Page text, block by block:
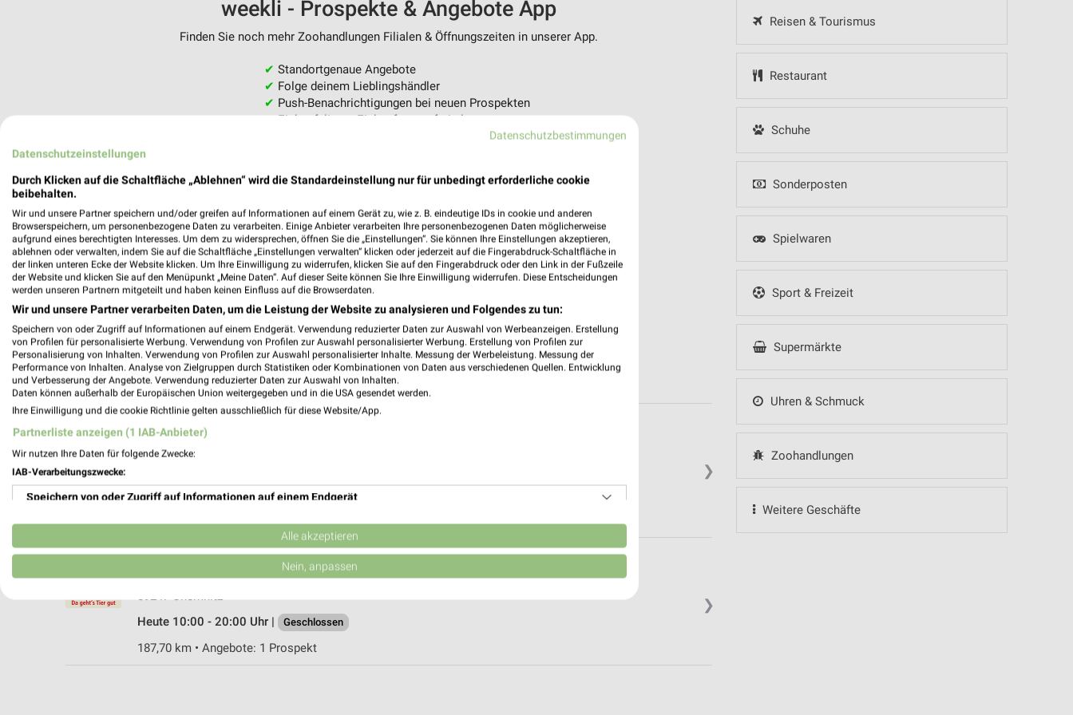
Reisen & Tourismus
Restaurant
Schuhe
Sonderposten
Spielwaren
Sport & Freizeit
Supermärkte
Uhren & Schmuck
Zoohandlungen
Weitere Geschäfte
weekli - Prospekte & Angebote App
Finden Sie noch mehr Zoohandlungen Filialen & Öffnungszeiten in unserer App.
✔ Standortgenaue Angebote
✔ Folge deinem Lieblingshändler
✔ Push-Benachrichtigungen bei neuen Prospekten
✔Einkaufsliste - Einkauf stressfrei planen
❯
Fressnapf Chemnitz
09126 Chemnitz
Heute 09:00 - 18:00 Uhr | Geschlossen
❯
ZOO & Co. Chemnitz-Center
Ringstr. 21
09247 Chemnitz
Heute 10:00 - 20:00 Uhr |
Geschlossen
187,70 km • Angebote: 1 Prospekt
Datenschutzbestimmungen
Datenschutzeinstellungen
Durch Klicken auf die Schaltfläche „Ablehnen“ wird die Standardeinstellung nur für unbedingt erforderliche cookie
beibehalten.
Wir und unsere Partner speichern und/oder greifen auf Informationen auf einem Gerät zu, wie z. B. eindeutige IDs in cookie und anderen
Browserspeichern, um personenbezogene Daten zu verarbeiten. Einige Anbieter verarbeiten Ihre personenbezogenen Daten möglicherweise
aufgrund eines berechtigten Interesses. Um dem zu widersprechen, öffnen Sie die „Einstellungen“. Sie können Ihre Einstellungen akzeptieren,
ablehnen oder verwalten, indem Sie auf die Schaltfläche „Einstellungen verwalten“ klicken oder jederzeit auf die Fingerabdruck-Schaltfläche in
der linken unteren Ecke der Website klicken. Um Ihre Einwilligung zu widerrufen, klicken Sie auf den Fingerabdruck oder den Link in der Fußzeile
der Website und klicken Sie auf den Menüpunkt „Meine Daten“. Auf dieser Seite können Sie Ihre Einwilligung widerrufen. Diese Entscheidungen
werden unseren Partnern mitgeteilt und haben keinen Einfluss auf die Browserdaten.
Wir und unsere Partner verarbeiten Daten, um die Leistung der Website zu analysieren und Folgendes zu tun:
Speichern von oder Zugriff auf Informationen auf einem Endgerät. Verwendung reduzierter Daten zur Auswahl von Werbeanzeigen. Erstellung
von Profilen für personalisierte Werbung. Verwendung von Profilen zur Auswahl personalisierter Werbung. Erstellung von Profilen zur
Personalisierung von Inhalten. Verwendung von Profilen zur Auswahl personalisierter Inhalte. Messung der Werbeleistung. Messung der
Performance von Inhalten. Analyse von Zielgruppen durch Statistiken oder Kombinationen von Daten aus verschiedenen Quellen. Entwicklung
und Verbesserung der Angebote. Verwendung reduzierter Daten zur Auswahl von Inhalten.
Daten können außerhalb der Europäischen Union weitergegeben und in die USA gesendet werden.
Ihre Einwilligung und die cookie Richtlinie gelten ausschließlich für diese Website/App.
Partnerliste anzeigen (1 IAB-Anbieter)
Wir nutzen Ihre Daten für folgende Zwecke:
IAB-Verarbeitungszwecke:
Speichern von oder Zugriff auf Informationen auf einem Endgerät
Verwendung reduzierter Daten zur Auswahl von Werbeanzeigen
Erstellung von Profilen für personalisierte Werbung
Erstellung von Profilen zur Personalisierung von Inhalten
Alle akzeptieren
Nein, anpassen